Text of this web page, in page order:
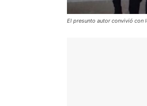
El presunto autor convivió con